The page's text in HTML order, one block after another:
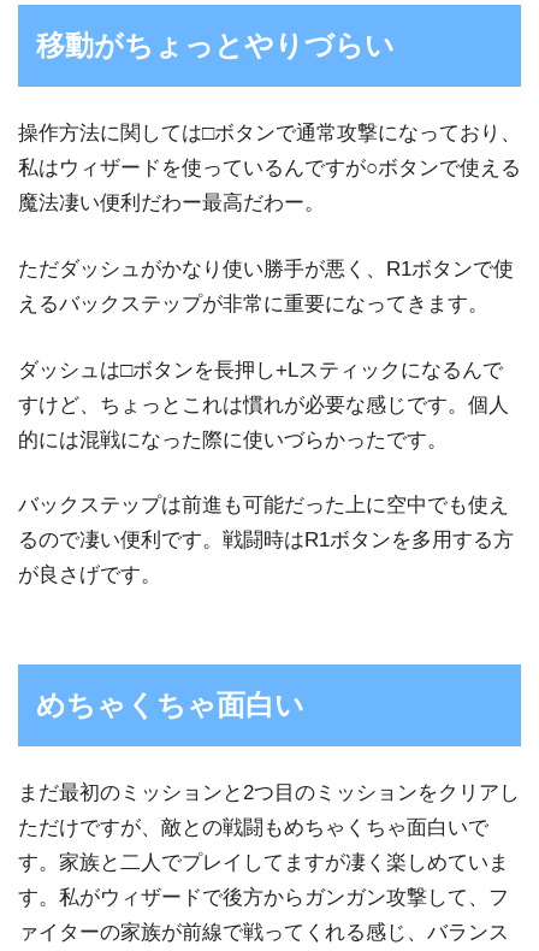
移動がちょっとやりづらい
操作方法に関しては□ボタンで通常攻撃になっており、
私はウィザードを使っているんですが○ボタンで使える
魔法凄い便利だわー最高だわー。
ただダッシュがかなり使い勝手が悪く、R1ボタンで使
えるバックステップが非常に重要になってきます。
ダッシュは□ボタンを長押し+Lスティックになるんで
すけど、ちょっとこれは慣れが必要な感じです。個人
的には混戦になった際に使いづらかったです。
バックステップは前進も可能だった上に空中でも使え
るので凄い便利です。戦闘時はR1ボタンを多用する方
が良さげです。
めちゃくちゃ面白い
まだ最初のミッションと2つ目のミッションをクリアし
ただけですが、敵との戦闘もめちゃくちゃ面白いで
す。家族と二人でプレイしてますが凄く楽しめていま
す。私がウィザードで後方からガンガン攻撃して、フ
ァイターの家族が前線で戦ってくれる感じ、バランス